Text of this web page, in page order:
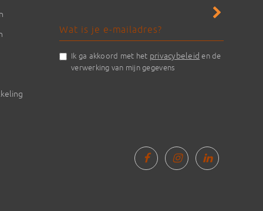
Ik ga akkoord met het privacybeleid en de
verwerking van mijn gegevens